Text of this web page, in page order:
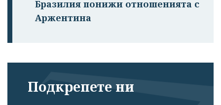
Бразилия понижи отношенията с
Аржентина
Подкрепете ни